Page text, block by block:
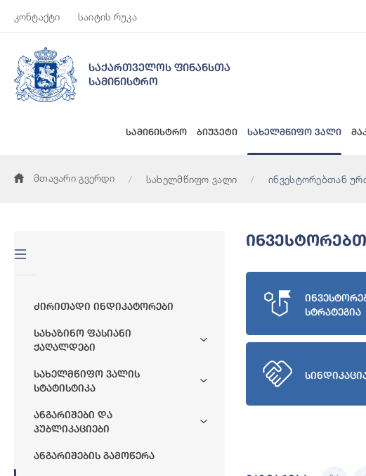
კონტაქტი საიტის რუკა
საქართველოს ფინანსთა
სამინისტრო
სამინისტრო ბიუჯეტი სახელმწიფო ვალი
მთავარი გვერდი სახელმწიფო ვალი ინვესტორებთან
Ძირითადი Ინდიკატორები
Სახაზინო Ფასიანი
Ქაღალდები
Სახელმწიფო Ვალის
Სტატისტიკა
Ანგარიშები Და
Პუბლიკაციები
Ანგარიშების Გამოწერა
სტრატეგია